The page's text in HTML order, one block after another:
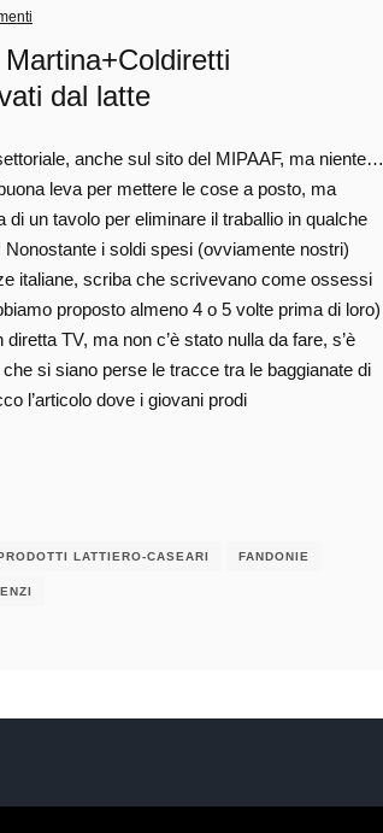
Martina+Coldiretti
dal latte
anche sul sito del MIPAAF, ma niente…
leva per mettere le cose a posto, ma
un tavolo per eliminare il traballio in qualche
i soldi spesi (ovviamente nostri)
italiane, scriba che scrivevano come ossessi
proposto almeno 4 o 5 volte prima di loro)
TV, ma non c’è stato nulla da fare, s’è
si siano perse le tracce tra le baggianate di
l’articolo dove i giovani prodi
LATTIERO-CASEARI FANDONIE